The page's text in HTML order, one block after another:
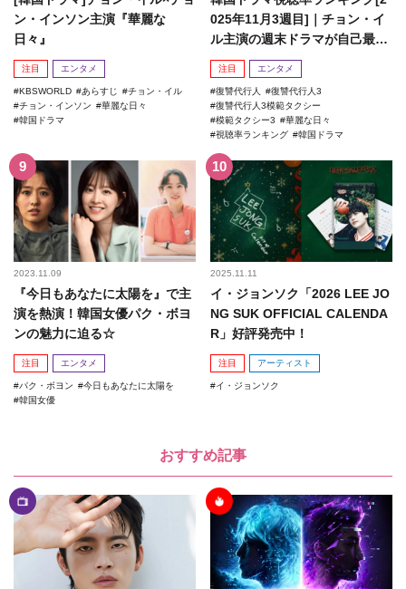
ン・インソン主演『華麗な
日々』
注目 エンタメ
KBSWORLD あらすじ
チョン・イル
チョン・インソン
華麗な日々
韓国ドラマ
025年11月3週目]｜チョン・イ
ル主演の週末ドラマが自己最高
記録を更新！
注目 エンタメ
復讐代行人
復讐代行人3
復讐代行人3模範タクシー
模範タクシー3
華麗な日々
視聴率ランキング
韓国ドラマ
2023.11.09
『今日もあなたに太陽を』で主
演を熱演！韓国女優パク・ボヨ
ンの魅力に迫る☆
注目 エンタメ
パク・ボヨン
今日もあなたに太陽を
韓国女優
2025.11.11
イ・ジョンソク「2026 LEE JO
NG SUK OFFICIAL CALENDA
R」好評発売中！
注目 アーティスト
イ・ジョンソク
おすすめ記事